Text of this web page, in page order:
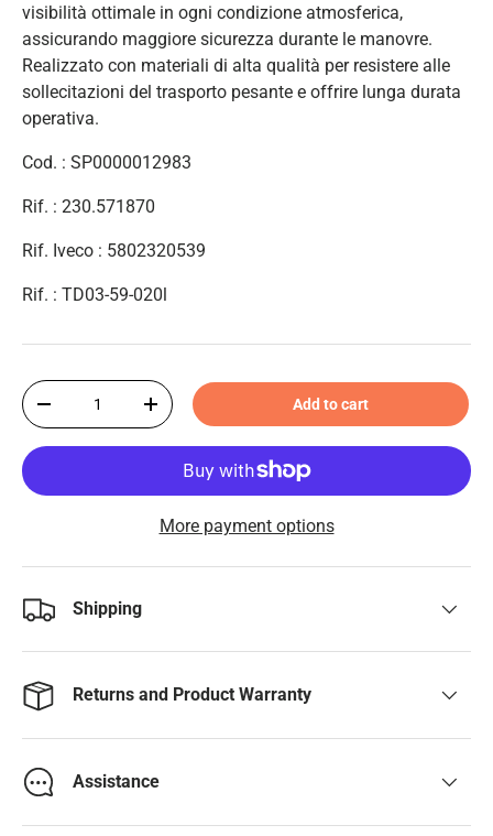
visibilità ottimale in ogni condizione atmosferica,
assicurando maggiore sicurezza durante le manovre.
Realizzato con materiali di alta qualità per resistere alle
sollecitazioni del trasporto pesante e offrire lunga durata
operativa.
Cod. : SP0000012983
Rif. : 230.571870
Rif. Iveco : 5802320539
Rif. : TD03-59-020l
Qty
-
+ Add to cart
More payment options
Shipping
Returns and Product Warranty
Assistance